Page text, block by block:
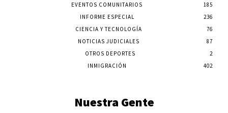
EVENTOS COMUNITARIOS
185
INFORME ESPECIAL
236
CIENCIA Y TECNOLOGÍA
76
NOTICIAS JUDICIALES
87
OTROS DEPORTES
2
INMIGRACIÓN
402
Nuestra Gente